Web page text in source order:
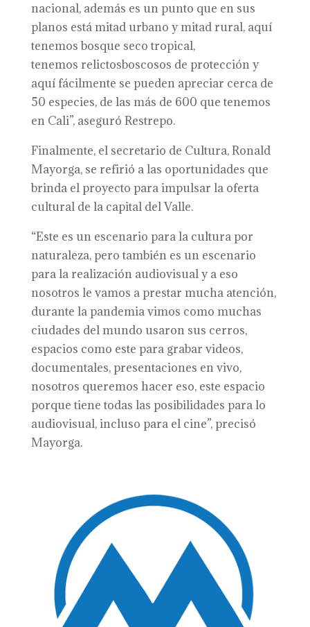
nacional, además es un punto que en sus
planos está mitad urbano y mitad rural, aquí
tenemos bosque seco tropical,
tenemos relictosboscosos de protección y
aquí fácilmente se pueden apreciar cerca de
50 especies, de las más de 600 que tenemos
en Cali”, aseguró Restrepo.
Finalmente, el secretario de Cultura, Ronald
Mayorga, se refirió a las oportunidades que
brinda el proyecto para impulsar la oferta
cultural de la capital del Valle.
“Este es un escenario para la cultura por
naturaleza, pero también es un escenario
para la realización audiovisual y a eso
nosotros le vamos a prestar mucha atención,
durante la pandemia vimos como muchas
ciudades del mundo usaron sus cerros,
espacios como este para grabar videos,
documentales, presentaciones en vivo,
nosotros queremos hacer eso, este espacio
porque tiene todas las posibilidades para lo
audiovisual, incluso para el cine”, precisó
Mayorga.